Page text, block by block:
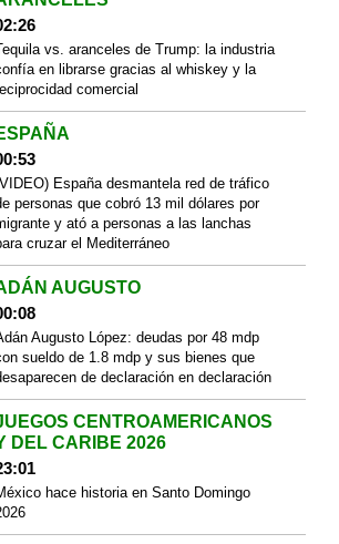
vs. aranceles de Trump: la industria
en librarse gracias al whiskey y la
comercial
España desmantela red de tráfico
personas que cobró 13 mil dólares por
y ató a personas a las lanchas
cruzar el Mediterráneo
AUGUSTO
Augusto López: deudas por 48 mdp
sueldo de 1.8 mdp y sus bienes que
de declaración en declaración
CENTROAMERICANOS
DEL CARIBE 2026
hace historia en Santo Domingo